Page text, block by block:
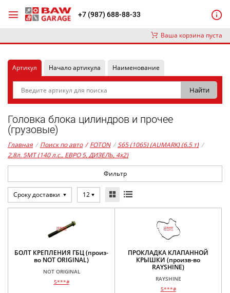
+7 (987) 688-88-33
Ваша корзина пуста
Артикул Начало артикула Наименование
Головка блока цилиндров и прочее
(грузовые)
Главная / Поиск по авто / FOTON / S65 (1065) (AUMARK) (6.5 т) /
2,8л. 5MT (140 л.с., ЕВРО 5, ДИЗЕЛЬ, 4x2)
Фильтр
Сроку доставки 12
БОЛТ КРЕПЛЕНИЯ ГБЦ (произ-
во NOT ORIGINAL)
NOT ORIGINAL
5***#
ПРОКЛАДКА КЛАПАННОЙ
КРЫШКИ (произв-во
RAYSHINE)
RAYSHINE
5***#